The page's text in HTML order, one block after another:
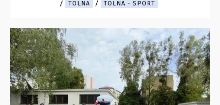
TOLNA
TOLNA - SPORT